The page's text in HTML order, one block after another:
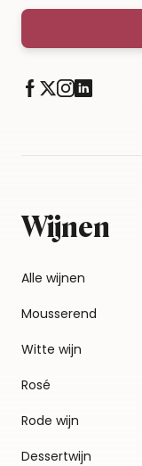
Wijnen
Alle wijnen
Mousserend
Witte wijn
Rosé
Rode wijn
Dessertwijn